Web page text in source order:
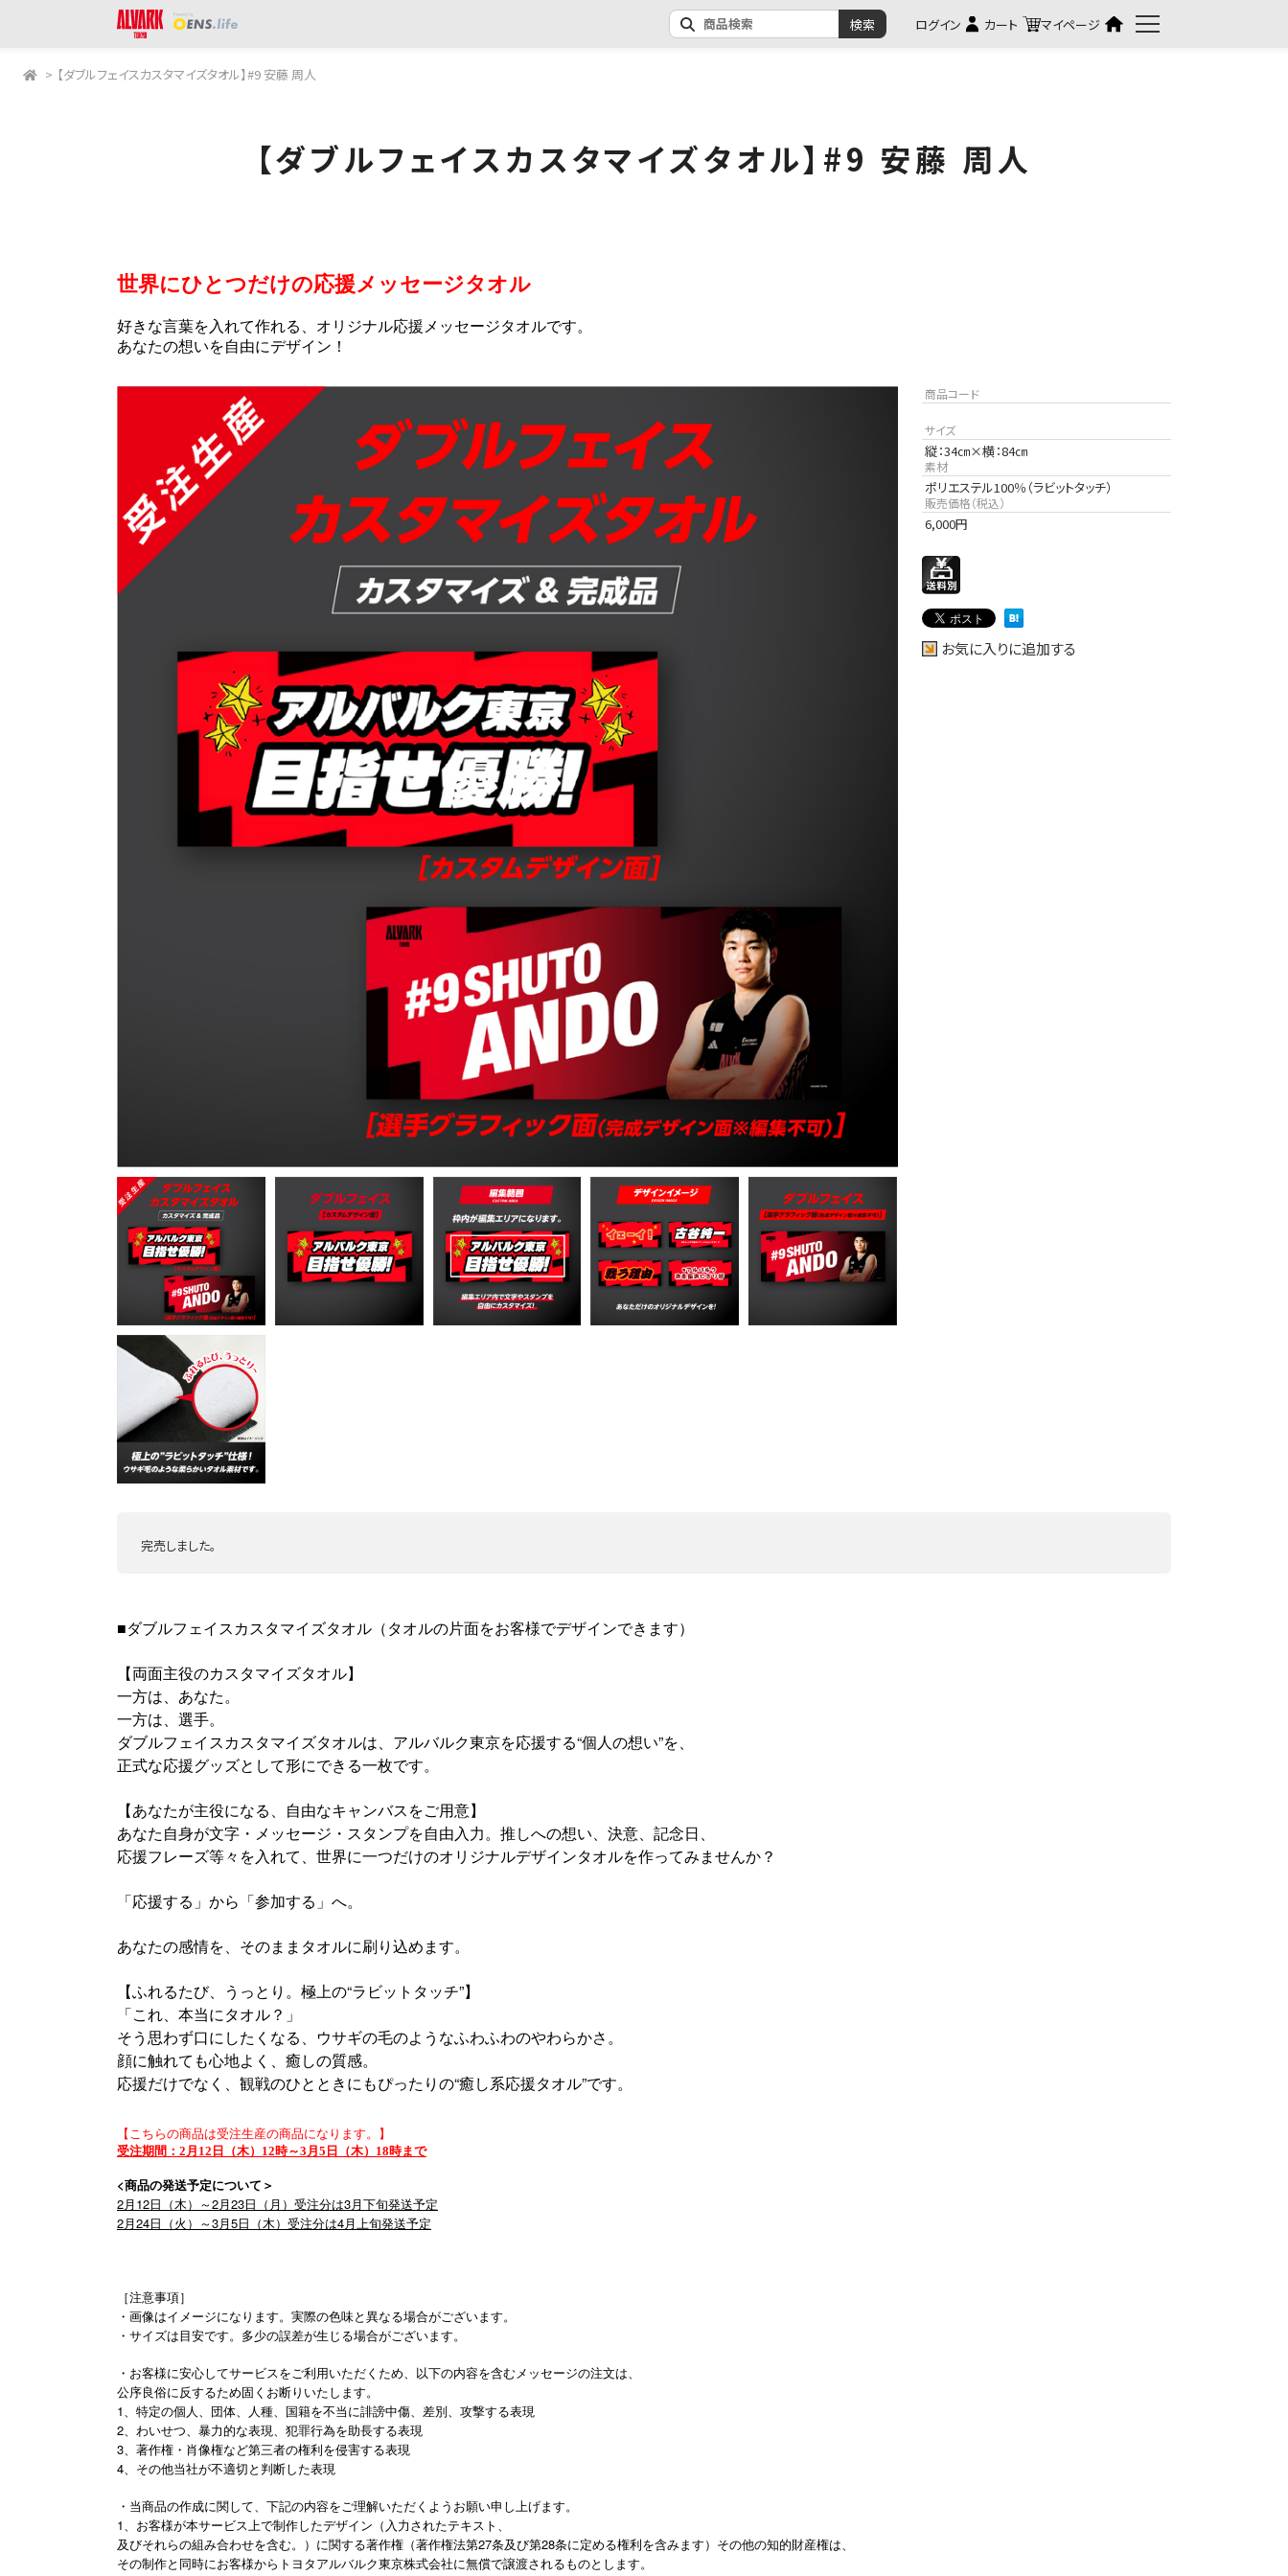
カート マイページ
> 【ダブルフェイスカスタマイズタオル】#9 安藤 周人
【ダブルフェイスカスタマイズタオル】#9 安藤 周人
世界にひとつだけの応援メッセージタオル
好きな言葉を入れて作れる、オリジナル応援メッセージタオルです。
あなたの想いを自由にデザイン！
商品コード
サイズ
縦：34㎝×横：84㎝
素材
ポリエステル100％（ラビットタッチ）
販売価格（税込）
6,000円
お気に入りに追加する
完売しました。
■ダブルフェイスカスタマイズタオル（タオルの片面をお客様でデザインできます）
【両面主役のカスタマイズタオル】
一方は、あなた。
一方は、選手。
ダブルフェイスカスタマイズタオルは、アルバルク東京を応援する“個人の想い”を、
正式な応援グッズとして形にできる一枚です。
【あなたが主役になる、自由なキャンバスをご用意】
あなた自身が文字・メッセージ・スタンプを自由入力。推しへの想い、決意、記念日、
応援フレーズ等々を入れて、世界に一つだけのオリジナルデザインタオルを作ってみませんか？
「応援する」から「参加する」へ。
あなたの感情を、そのままタオルに刷り込めます。
【ふれるたび、うっとり。極上の“ラビットタッチ”】
「これ、本当にタオル？」
そう思わず口にしたくなる、ウサギの毛のようなふわふわのやわらかさ。
顔に触れても心地よく、癒しの質感。
応援だけでなく、観戦のひとときにもぴったりの“癒し系応援タオル”です。
【こちらの商品は受注生産の商品になります。】
受注期間：2月12日（木）12時～3月5日（木）18時まで
<商品の発送予定について＞
2月12日（木）～2月23日（月）受注分は3月下旬発送予定
2月24日（火）～3月5日（木）受注分は4月上旬発送予定
［注意事項］
・画像はイメージになります。実際の色味と異なる場合がございます。
・サイズは目安です。多少の誤差が生じる場合がございます。
・お客様に安心してサービスをご利用いただくため、以下の内容を含むメッセージの注文は、
公序良俗に反するため固くお断りいたします。
1、特定の個人、団体、人種、国籍を不当に誹謗中傷、差別、攻撃する表現
2、わいせつ、暴力的な表現、犯罪行為を助長する表現
3、著作権・肖像権など第三者の権利を侵害する表現
4、その他当社が不適切と判断した表現
・当商品の作成に関して、下記の内容をご理解いただくようお願い申し上げます。
1、お客様が本サービス上で制作したデザイン（入力されたテキスト、
及びそれらの組み合わせを含む。）に関する著作権（著作権法第27条及び第28条に定める権利を含みます）その他の知的財産権は、
その制作と同時にお客様からトヨタアルバルク東京株式会社に無償で譲渡されるものとします。